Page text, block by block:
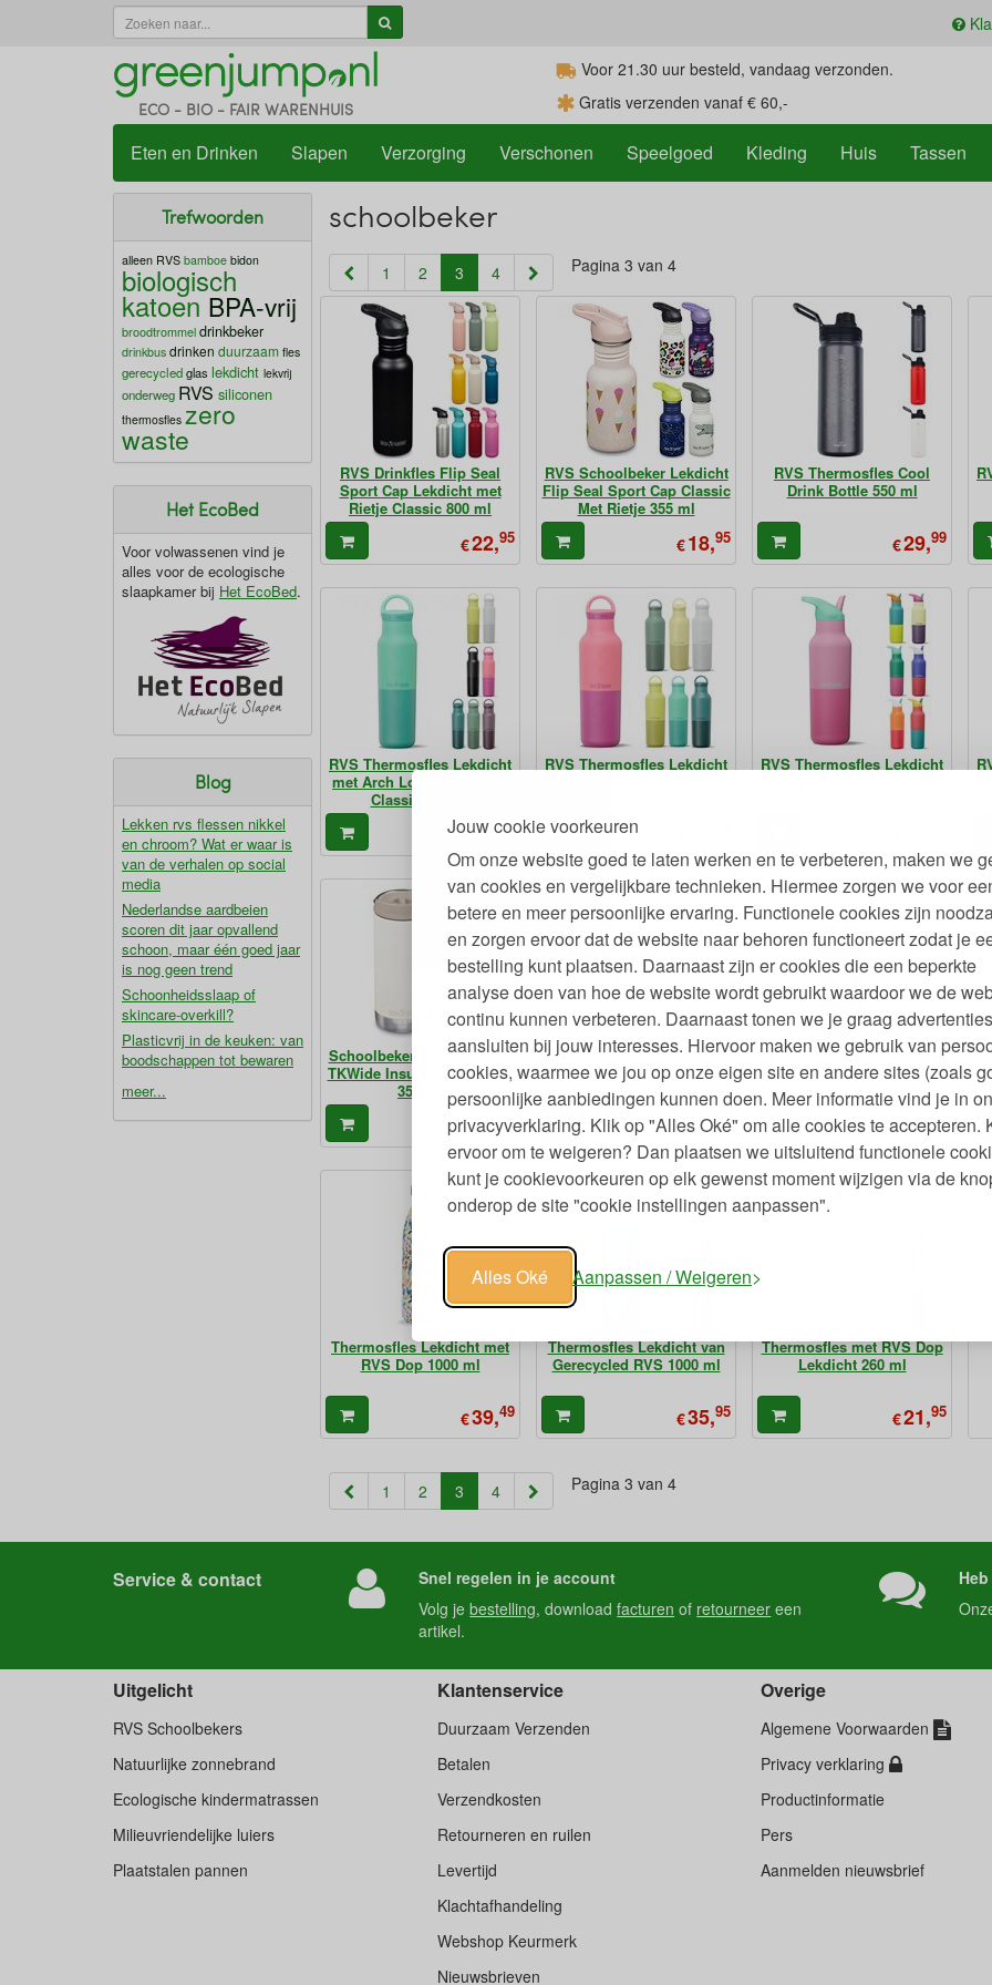
Jouw cookie voorkeuren
Om onze website goed te laten werken en te verbeteren, maken we
van cookies en vergelijkbare technieken. Hiermee zorgen we voor
betere en meer persoonlijke ervaring. Functionele cookies zijn
en zorgen ervoor dat de website naar behoren functioneert zodat je
bestelling kunt plaatsen. Daarnaast zijn er cookies die een beperkte
analyse doen van hoe de website wordt gebruikt waardoor we de
continu kunnen verbeteren. Daarnaast tonen we je graag
aansluiten bij jouw interesses. Hiervoor maken we gebruik van
cookies, waarmee we jou op onze eigen site en andere sites (zoals
persoonlijke aanbiedingen kunnen doen. Meer informatie vind je in
privacyverklaring. Klik op "Alles Oké" om alle cookies te accepteren.
ervoor om te weigeren? Dan plaatsen we uitsluitend functionele
kunt je cookievoorkeuren op elk gewenst moment wijzigen via de
onderop de site "cookie instellingen aanpassen".
Alles Oké Aanpassen / Weigeren
ECO - BIO - FAIR WARENHUIS
Voor 21.30 uur besteld, vandaag verzonden.
Gratis verzenden vanaf € 60,-
Eten en Drinken Slapen Verzorging Verschonen Speelgoed Kleding Huis Tassen
Trefwoorden
alleen RVS bamboe bidon
biologisch
katoen BPA-vrij
broodtrommeldrinkbeker
drinkbus drinken duurzaam fles
gerecycledglas lekdicht lekvrij
onderweg RVS siliconen
thermosfles zero
waste
Het EcoBed
Voor volwassenen vind je
alles voor de ecologische
slaapkamer bij Het EcoBed.
Blog
Lekken rvs flessen nikkel
en chroom? Wat er waar is
van de verhalen op social
media
Nederlandse aardbeien
scoren dit jaar opvallend
schoon, maar één goed jaar
is nog geen trend
Schoonheidsslaap of
skincare-overkill?
Plasticvrij in de keuken: van
boodschappen tot bewaren
meer...
schoolbeker
1 2 3 (current)
4 Pagina 3 van 4
RVS Drinkfles Flip Seal
Sport Cap Lekdicht met
Rietje Classic 800 ml
€22,95
RVS Schoolbeker Lekdicht
Flip Seal Sport Cap Classic
Met Rietje 355 ml
€18,95
RVS Thermosfles Cool
Drink Bottle 550 ml
€29,99
RVS Thermosfles Lekdicht
met Arch Loop Cap - Rise
Classic 355 ml
€27,95
RVS Thermosfles Lekdicht
RVS Thermosfles Lekdicht
Schoolbeker Lekdicht RVS
TKWide Insulated Cafe Cap
355 ml
€32,49
Thermos Dop voor RVS
Thermosfles Thermax
€14,95
Thermosbeker met 2-in-1
Flip en Rietjes Deksel 769
ml
37,95 €24,95
Thermosfles Lekdicht met
RVS Dop 1000 ml
€39,49
Thermosfles Lekdicht van
Gerecycled RVS 1000 ml
€35,95
Thermosfles met RVS Dop
Lekdicht 260 ml
€21,95
1 2 3 (current)
4 Pagina 3 van 4
Service & contact
Snel regelen in je account
Volg jebestelling, downloadfacturen of retourneer een
artikel.
Klantenservice
Duurzaam Verzenden
Betalen
Verzendkosten
Retourneren en ruilen
Levertijd
Klachtafhandeling
Webshop Keurmerk
Nieuwsbrieven
Uitgelicht
RVS Schoolbekers
Natuurlijke zonnebrand
Ecologische kindermatrassen
Milieuvriendelijke luiers
Plaatstalen pannen
Overige
Algemene Voorwaarden
Privacy verklaring
Productinformatie
Pers
Aanmelden nieuwsbrief